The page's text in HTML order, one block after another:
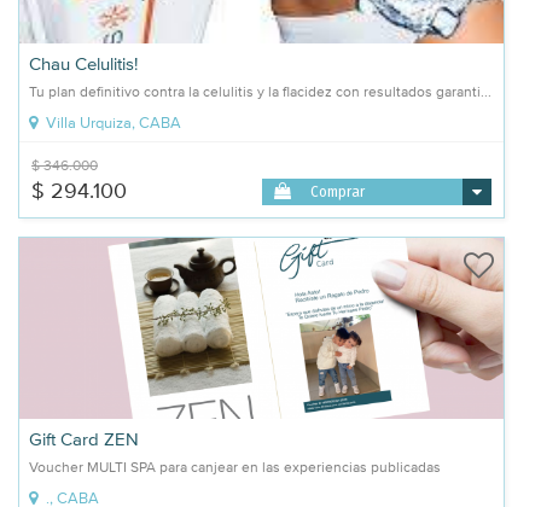
Chau Celulitis!
Tu plan definitivo contra la celulitis y la flacidez con resultados garanti...
Villa Urquiza, CABA
$ 346.000
$ 294.100 Comprar
Gift Card ZEN
Voucher MULTI SPA para canjear en las experiencias publicadas
., CABA